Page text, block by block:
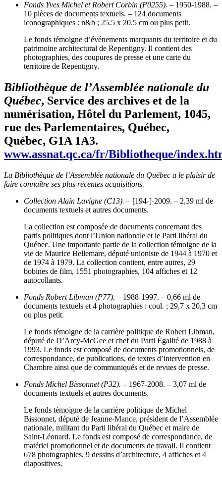
Fonds Yves Michel et Robert Corbin (P0255). – 1950-1988. –
10 pièces de documents textuels. – 124 documents
iconographiques : n&b ; 25.5 x 20.5 cm ou plus petit.
Le fonds témoigne d’événements marquants du territoire et du
patrimoine architectural de Repentigny. Il contient des
photographies, des coupures de presse et une carte du
territoire de Repentigny.
Bibliothèque de l’Assemblée nationale du
Québec, Service des archives et de la
numérisation, Hôtel du Parlement, 1045,
rue des Parlementaires, Québec,
Québec, G1A 1A3.
www.assnat.qc.ca/fr/Bibliotheque/
La Bibliothèque de l’Assemblée nationale du Québec a le plaisir de
faire connaître ses plus récentes acquisitions.
Collection Alain Lavigne (C13). – [194-]-2009. – 2,39 ml de
documents textuels et autres documents.
La collection est composée de documents concernant des
partis politiques dont l’Union nationale et le Parti libéral du
Québec. Une importante partie de la collection témoigne de la
vie de Maurice Bellemare, député unioniste de 1944 à 1970 et
de 1974 à 1979. La collection contient, entre autres, 29
bobines de film, 1551 photographies, 104 affiches et 12
autocollants.
Fonds Robert Libman (P77). – 1988-1997. – 0,66 ml de
documents textuels et 4 photographies : coul. ; 29,7 x 20,3 cm
ou plus petit.
Le fonds témoigne de la carrière politique de Robert Libman,
député de D’Arcy-McGee et chef du Parti Égalité de 1988 à
1993. Le fonds est composé de documents promotionnels, de
correspondance, de publications, de textes d’intervention en
Chambre ainsi que de communiqués et de revues de presse.
Fonds Michel Bissonnet (P32). – 1967-2008. – 3,07 ml de
documents textuels et autres documents.
Le fonds témoigne de la carrière politique de Michel
Bissonnet, député de Jeanne-Mance, président de l’Assemblée
nationale, militant du Parti libéral du Québec et maire de
Saint-Léonard. Le fonds est composé de correspondance, de
matériel promotionnel et de documents de travail. Il contient
678 photographies, 9 dessins d’architecture, 4 affiches et 4
diapositives.